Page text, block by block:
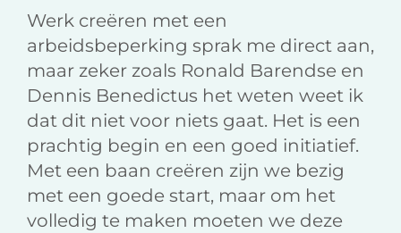
Werk creëren met een
arbeidsbeperking sprak me direct aan,
maar zeker zoals Ronald Barendse en
Dennis Benedictus het weten weet ik
dat dit niet voor niets gaat. Het is een
prachtig begin en een goed initiatief.
Met een baan creëren zijn we bezig
met een goede start, maar om het
volledig te maken moeten we deze